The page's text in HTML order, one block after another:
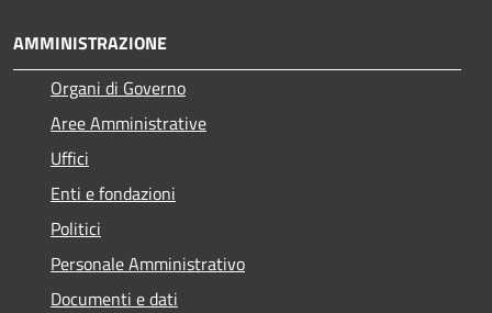
AMMINISTRAZIONE
Organi di Governo
Aree Amministrative
Uffici
Enti e fondazioni
Politici
Personale Amministrativo
Documenti e dati